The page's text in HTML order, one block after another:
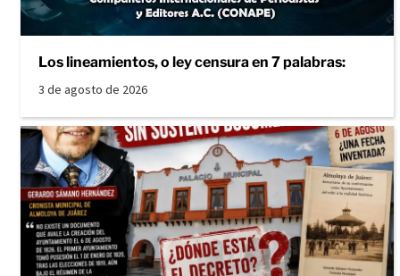
Los lineamientos, o ley censura en 7 palabras:
3 de agosto de 2026